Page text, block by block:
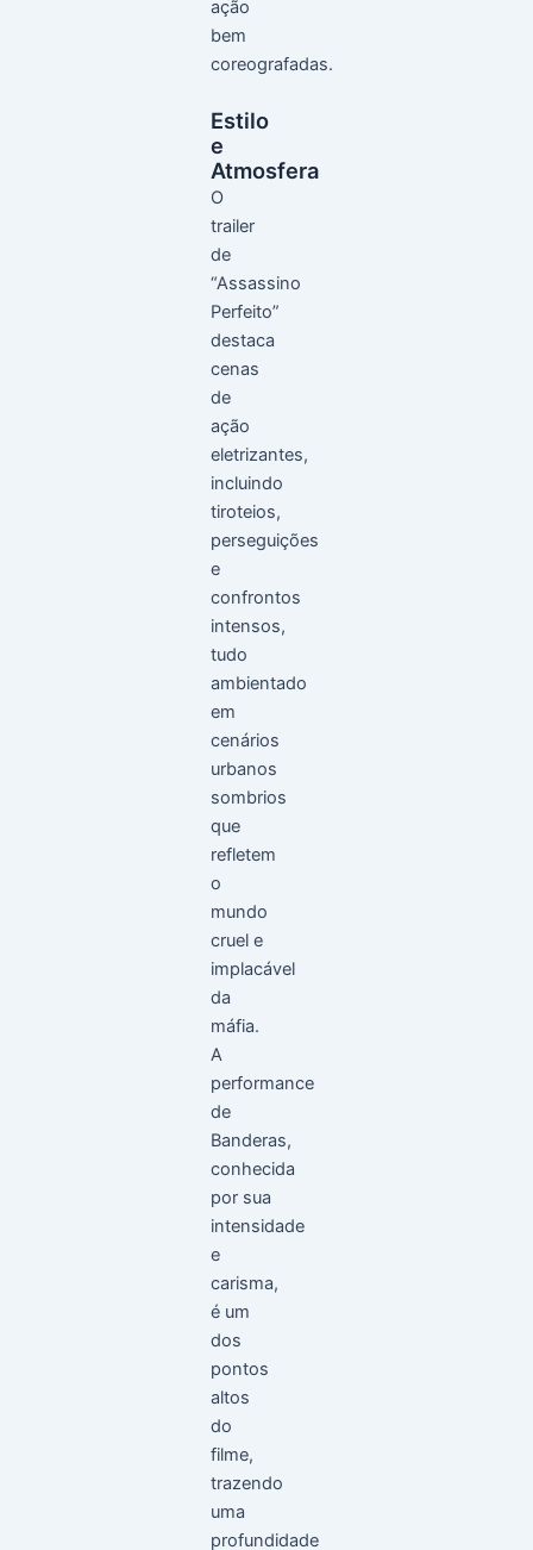
ação
bem
coreografadas.
Estilo
e
Atmosfera
O
trailer
de
“Assassino
Perfeito”
destaca
cenas
de
ação
eletrizantes,
incluindo
tiroteios,
perseguições
e
confrontos
intensos,
tudo
ambientado
em
cenários
urbanos
sombrios
que
refletem
o
mundo
cruel e
implacável
da
máfia.
A
performance
de
Banderas,
conhecida
por sua
intensidade
e
carisma,
é um
dos
pontos
altos
do
filme,
trazendo
uma
profundidade